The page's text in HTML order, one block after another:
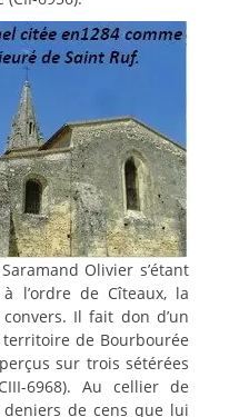
Olivier s’étant
l’ordre de Cîteaux, la
Il fait don d’un
de Bourbourée
sur trois sétérées
6968). Au cellier de
de cens que lui